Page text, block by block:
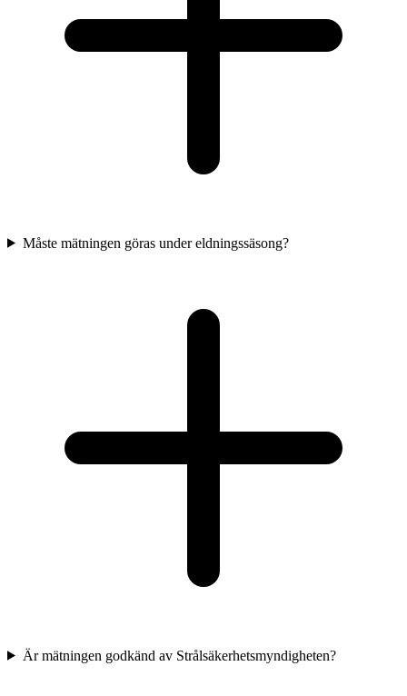
Måste mätningen göras under eldningssäsong?
Är mätningen godkänd av Strålsäkerhetsmyndigheten?